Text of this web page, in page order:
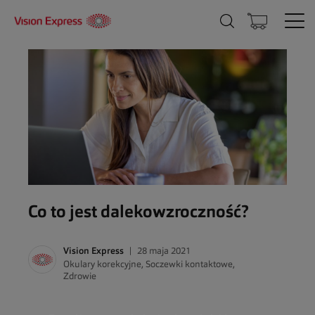
Co to jest dalekowzroczność?
Vision Express
28 maja 2021
Okulary korekcyjne, Soczewki kontaktowe,
Zdrowie